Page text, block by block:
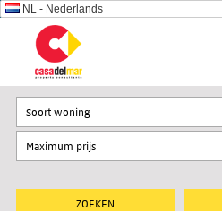
NL - Nederlands
Soort woning